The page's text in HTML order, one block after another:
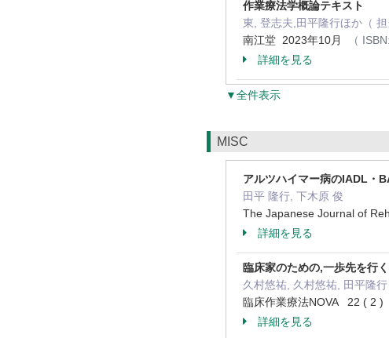
作業療法学概論テキスト
東, 登志夫,田平隆行ほか（
南江堂 2023年10月
（ ISBN:
詳細を見る
▼全件表示
MISC
アルツハイマー病のIADL・
田平 隆行, 下木原 俊
The Japanese Journal of
詳細を見る
臨床家のための,一歩先を行
久村悠祐, 久村悠祐, 田平隆行
臨床作業療法NOVA 22 ( 2
詳細を見る